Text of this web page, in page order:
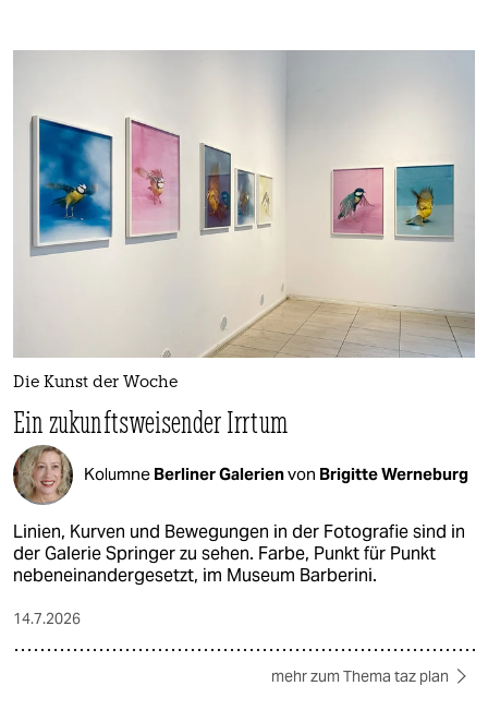
Die Kunst der Woche
Ein zukunftsweisender Irrtum
Kolumne Berliner Galerienvon Brigitte Werneburg
Linien, Kurven und Bewegungen in der Fotografie sind in
der Galerie Springer zu sehen. Farbe, Punkt für Punkt
nebeneinandergesetzt, im Museum Barberini.
14.7.2026
mehr zum Thema taz plan